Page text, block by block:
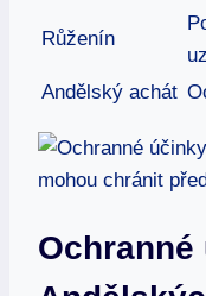
Růženín
Andělský achát